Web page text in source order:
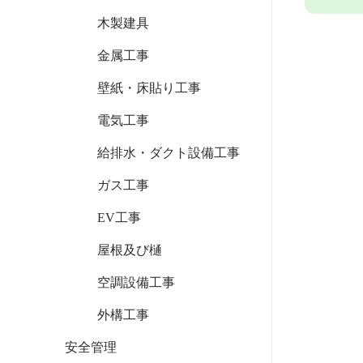
木製建具
金属工事
壁紙・床貼り工事
電気工事
給排水・ダクト設備工事
ガス工事
EV工事
屋根及び樋
空調設備工事
外構工事
安全管理